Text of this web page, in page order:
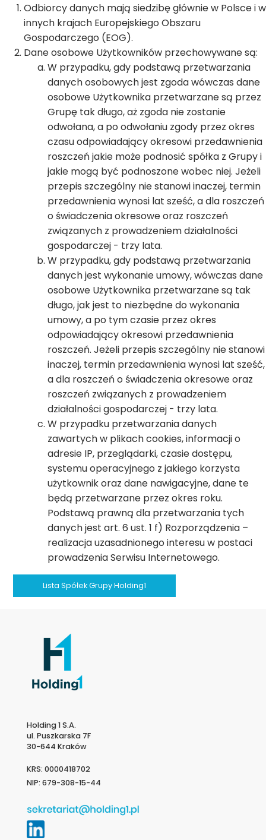
Odbiorcy danych mają siedzibę głównie w Polsce i w
innych krajach Europejskiego Obszaru
Gospodarczego (EOG).
Dane osobowe Użytkowników przechowywane są:
W przypadku, gdy podstawą przetwarzania
danych osobowych jest zgoda wówczas dane
osobowe Użytkownika przetwarzane są przez
Grupę tak długo, aż zgoda nie zostanie
odwołana, a po odwołaniu zgody przez okres
czasu odpowiadający okresowi przedawnienia
roszczeń jakie może podnosić spółka z Grupy i
jakie mogą być podnoszone wobec niej. Jeżeli
przepis szczególny nie stanowi inaczej, termin
przedawnienia wynosi lat sześć, a dla roszczeń
o świadczenia okresowe oraz roszczeń
związanych z prowadzeniem działalności
gospodarczej - trzy lata.
W przypadku, gdy podstawą przetwarzania
danych jest wykonanie umowy, wówczas dane
osobowe Użytkownika przetwarzane są tak
długo, jak jest to niezbędne do wykonania
umowy, a po tym czasie przez okres
odpowiadający okresowi przedawnienia
roszczeń. Jeżeli przepis szczególny nie stanowi
inaczej, termin przedawnienia wynosi lat sześć,
a dla roszczeń o świadczenia okresowe oraz
roszczeń związanych z prowadzeniem
działalności gospodarczej - trzy lata.
W przypadku przetwarzania danych
zawartych w plikach cookies, informacji o
adresie IP, przeglądarki, czasie dostępu,
systemu operacyjnego z jakiego korzysta
użytkownik oraz dane nawigacyjne, dane te
będą przetwarzane przez okres roku.
Podstawą prawną dla przetwarzania tych
danych jest art. 6 ust. 1 f) Rozporządzenia –
realizacja uzasadnionego interesu w postaci
prowadzenia Serwisu Internetowego.
Lista Spółek Grupy Holding1
Holding 1 S.A.
ul. Puszkarska 7F
30-644 Kraków
KRS: 0000418702
NIP: 679-308-15-44